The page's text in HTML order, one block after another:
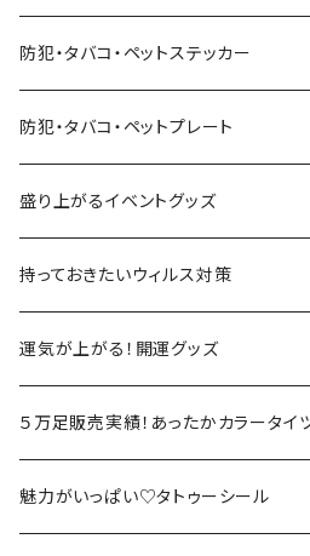
防犯・タバコ・ペットステッカー
防犯・タバコ・ペットプレート
盛り上がるイベントグッズ
持っておきたいウィルス対策
運気が上がる！開運グッズ
５万足販売実績！あったかカラータイ
魅力がいっぱい♡タトゥーシール